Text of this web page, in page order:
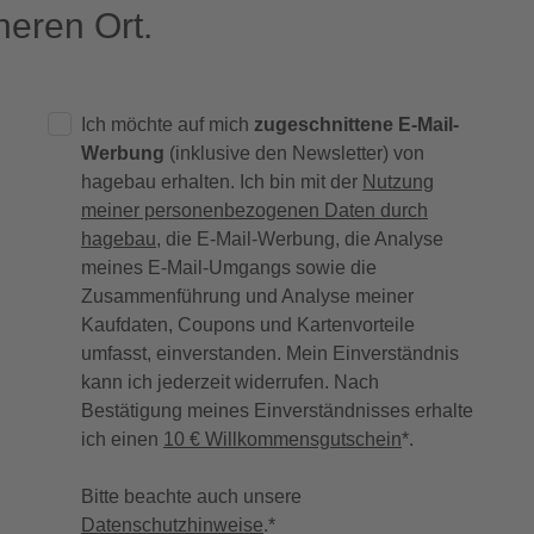
Ort.
Ich möchte auf mich zugeschnittene E-Mail-
Werbung (inklusive den Newsletter) von
hagebau erhalten. Ich bin mit der Nutzung
meiner personenbezogenen Daten durch
hagebau, die E-Mail-Werbung, die Analyse
meines E-Mail-Umgangs sowie die
Zusammenführung und Analyse meiner
Kaufdaten, Coupons und Kartenvorteile
umfasst, einverstanden. Mein Einverständnis
kann ich jederzeit widerrufen. Nach
Bestätigung meines Einverständnisses erhalte
ich einen 10 € Willkommensgutschein*.
Bitte beachte auch unsere
Datenschutzhinweise.